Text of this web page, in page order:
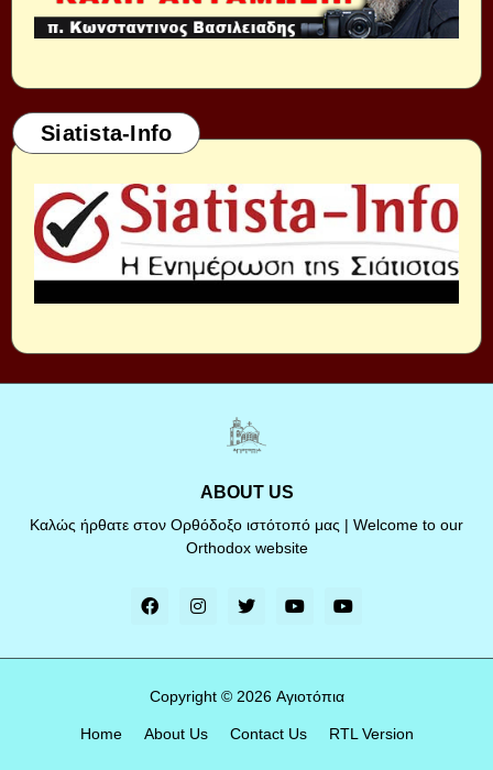
Siatista-Info
ABOUT US
Καλώς ήρθατε στον Ορθόδοξο ιστότοπό μας | Welcome to our
Orthodox website
Copyright © 2026 Αγιοτόπια
Home About Us Contact Us RTL Version